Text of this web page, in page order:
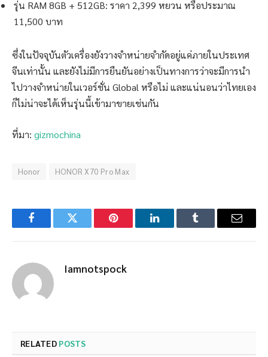
รุ่น RAM 8GB + 512GB: ราคา 2,399 หยวน หรือประมาณ
11,500 บาท
ซึ่งในปัจจุบันตัวเครื่องยังวางจำหน่ายจำกัดอยู่แค่ภายในประเทศ
จีนเท่านั้น และยังไม่มีการยืนยันอย่างเป็นทางการว่าจะมีการนำ
ไปวางจำหน่ายในเวอร์ชั่น Global หรือไม่ และแน่นอนว่าไทยเอง
ก็ไม่น่าจะได้เห็นรุ่นนี้เข้ามาขายเช่นกัน
ที่มา: gizmochina
Honor HONOR X70 Pro Max
FacebookTwitter Pinterest LinkedInTumblr Email
Iamnotspock
RELATED POSTS